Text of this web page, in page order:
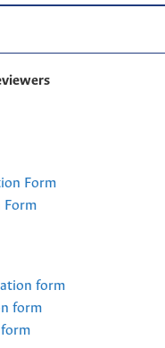
Form
Form
form
form